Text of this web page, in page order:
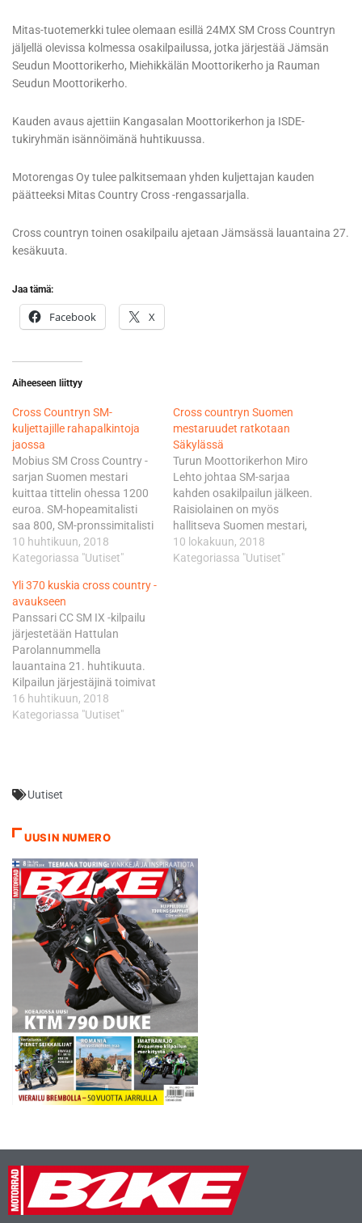
Mitas-tuotemerkki tulee olemaan esillä 24MX SM Cross Countryn
jäljellä olevissa kolmessa osakilpailussa, jotka järjestää Jämsän
Seudun Moottorikerho, Miehikkälän Moottorikerho ja Rauman
Seudun Moottorikerho.
Kauden avaus ajettiin Kangasalan Moottorikerhon ja ISDE-
tukiryhmän isännöimänä huhtikuussa.
Motorengas Oy tulee palkitsemaan yhden kuljettajan kauden
päätteeksi Mitas Country Cross -rengassarjalla.
Cross countryn toinen osakilpailu ajetaan Jämsässä lauantaina 27.
kesäkuuta.
Jaa tämä:
Facebook X
Aiheeseen liittyy
Cross Countryn SM-
kuljettajille rahapalkintoja
jaossa
Mobius SM Cross Country -
sarjan Suomen mestari
kuittaa tittelin ohessa 1200
euroa. SM-hopeamitalisti
saa 800, SM-pronssimitalisti
500, SM-nelonen 300 ja SM-
vitonen 200 euroa. Biolan
vuotiaiden veteraanien
Suomen Cup -mestarin noin
500 euron arvoisella Biolan
Apulanta -pikakompostorilla
(Eco 220). Sarjassa vahvasti
mukana oleva Nilfisk
palkitsee 50-vuotiaiden
veteraanien Suomen Cup…
10 huhtikuun, 2018
Kategoriassa "Uutiset"
Cross countryn Suomen
mestaruudet ratkotaan
Säkylässä
Turun Moottorikerhon Miro
Lehto johtaa SM-sarjaa
kahden osakilpailun jälkeen.
Raisiolainen on myös
hallitseva Suomen mestari,
jonka tärkein tavoite tämän
kauden päätöksessä
10 lokakuun, 2018
Kategoriassa "Uutiset"
Yli 370 kuskia cross country -
avaukseen
Panssari CC SM IX -kilpailu
järjestetään Hattulan
Parolannummella
lauantaina 21. huhtikuuta.
Kilpailun järjestäjinä toimivat
Kangasalan Moottorikerho
(KaMoKe) ja ISDE Tuki
kesäkauden avaava kilpailu,
sadan molemmin puolin
oleva osallistujajoukko.
Järjestäjät uskovat, että
tänä…
16 huhtikuun, 2018
Kategoriassa "Uutiset"
Uutiset
UUSIN NUMERO